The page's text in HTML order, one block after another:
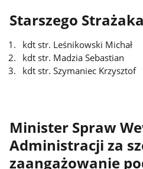
Starszego
kdt str. Leśnikowski Michał
kdt str. Madzia Sebastian
kdt str. Szymaniec Krzysztof
Minister Spraw
Administracji za
zaangażowanie